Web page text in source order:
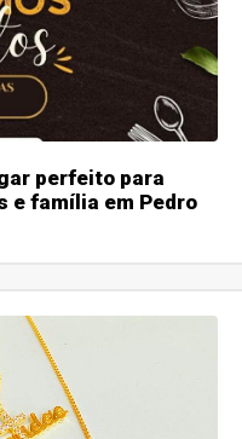
perfeito para
e família em Pedro